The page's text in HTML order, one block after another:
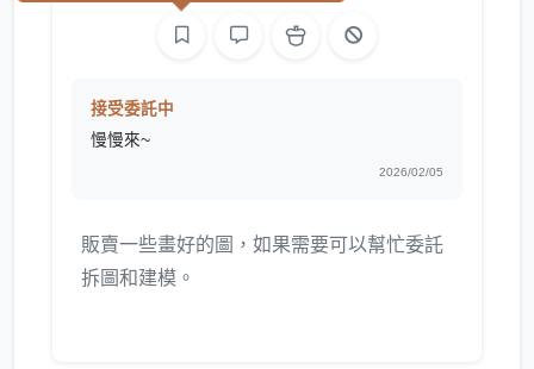
接受委託中
慢慢來~
2026/02/05
販賣一些畫好的圖，如果需要可以幫忙委託
拆圖和建模。